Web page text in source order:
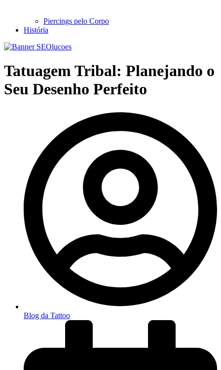
Piercings pelo Corpo
História
Tatuagem Tribal: Planejando o
Seu Desenho Perfeito
Blog da Tattoo